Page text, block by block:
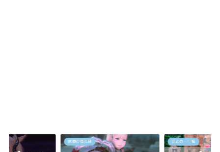
武器の見た目 まとめ・一覧